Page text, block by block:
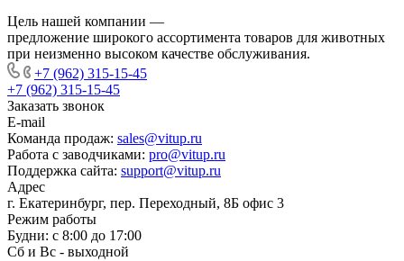
Цель нашей компании —
предложение широкого ассортимента товаров для животных
при неизменно высоком качестве обслуживания.
+7 (962) 315-15-45
+7 (962) 315-15-45
Заказать звонок
E-mail
Команда продаж: sales@vitup.ru
Работа с заводчиками: pro@vitup.ru
Поддержка сайта: support@vitup.ru
Адрес
г. Екатеринбург, пер. Переходный, 8Б офис 3
Режим работы
Будни: с 8:00 до 17:00
Сб и Вс - выходной